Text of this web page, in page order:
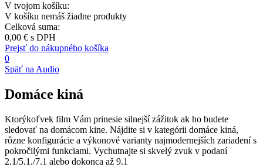
V tvojom košíku:
V košíku nemáš žiadne produkty
Celková suma:
0,00 € s DPH
Prejsť do nákupného košíka
0
Späť na Audio
Domáce kiná
Ktorýkoľvek film Vám prinesie silnejší zážitok ak ho budete
sledovať na domácom kine. Nájdite si v kategórii domáce kiná,
rôzne konfigurácie a výkonové varianty najmodernejších zariadení s
pokročilými funkciami. Vychutnajte si skvelý zvuk v podaní
2.1/5.1./7.1 alebo dokonca až 9.1